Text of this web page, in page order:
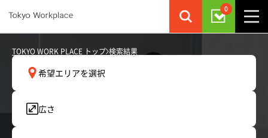
0
TOKYO WORK PLACE トップ 検索結果
希望エリアを選択
広さ